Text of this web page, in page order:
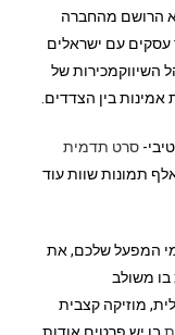
הרושם מהחברה
עם ישראלים
השיווקמכירות של
אמינות בין הצדדים.
סרט תדמית
תמונות שוות עוד
המפעל שלכם, את
בו משולב
מוזיקה קצבית